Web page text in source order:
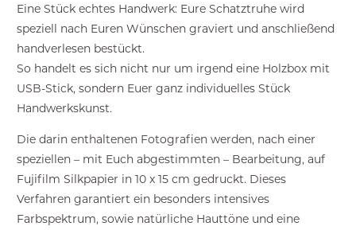
Eine Stück echtes Handwerk: Eure Schatztruhe wird
speziell nach Euren Wünschen graviert und anschließend
handverlesen bestückt.
So handelt es sich nicht nur um irgend eine Holzbox mit
USB-Stick, sondern Euer ganz individuelles Stück
Handwerkskunst.
Die darin enthaltenen Fotografien werden, nach einer
speziellen – mit Euch abgestimmten – Bearbeitung, auf
Fujifilm Silkpapier in 10 x 15 cm gedruckt. Dieses
Verfahren garantiert ein besonders intensives
Farbspektrum, sowie natürliche Hauttöne und eine